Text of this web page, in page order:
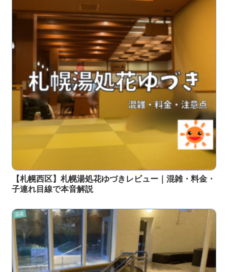
【札幌西区】札幌湯処花ゆづきレビュー｜混雑・料金・
子連れ目線で本音解説
温泉